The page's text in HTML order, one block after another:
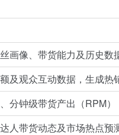
画像、带货能力及历史数
及观众互动数据，生成热
分钟级带货产出（RPM）
人带货动态及市场热点预